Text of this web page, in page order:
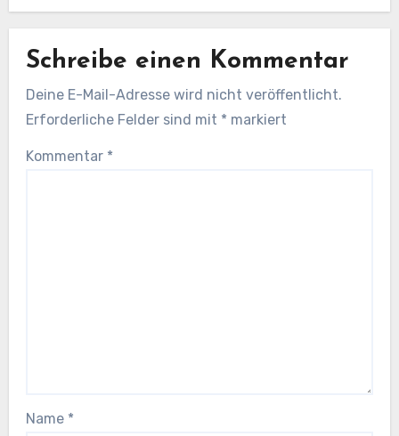
Schreibe einen Kommentar
Deine E-Mail-Adresse wird nicht veröffentlicht.
Erforderliche Felder sind mit * markiert
Kommentar *
Name *